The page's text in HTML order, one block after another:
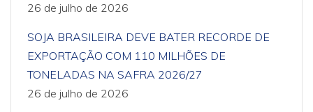
26 de julho de 2026
SOJA BRASILEIRA DEVE BATER RECORDE DE
EXPORTAÇÃO COM 110 MILHÕES DE
TONELADAS NA SAFRA 2026/27
26 de julho de 2026